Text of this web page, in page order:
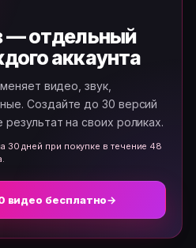
— отдельный
аккаунта
видео, звук,
Создайте до 30 версий
на своих роликах.
30 дней при покупке в течение 48
видео бесплатно→